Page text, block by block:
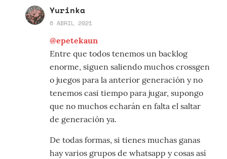
Yurinka
6 ABRIL 2021
@epetekaun
Entre que todos tenemos un backlog
enorme, siguen saliendo muchos crossgen
o juegos para la anterior generación y no
tenemos casi tiempo para jugar, supongo
que no muchos echarán en falta el saltar
de generación ya.
De todas formas, si tienes muchas ganas
hay varios grupos de whatsapp y cosas así